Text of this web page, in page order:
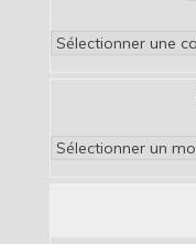
Catégories
Archives